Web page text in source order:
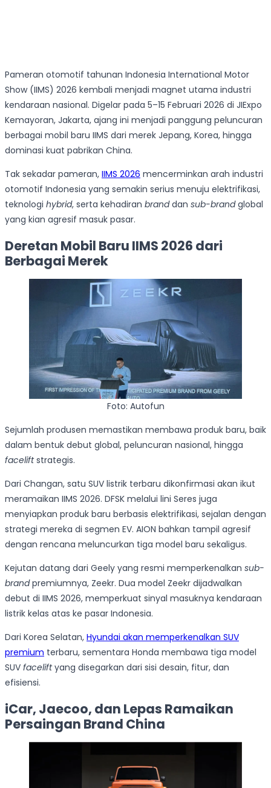
Pameran otomotif tahunan Indonesia International Motor
Show (IIMS) 2026 kembali menjadi magnet utama industri
kendaraan nasional. Digelar pada 5–15 Februari 2026 di JIExpo
Kemayoran, Jakarta, ajang ini menjadi panggung peluncuran
berbagai mobil baru IIMS dari merek Jepang, Korea, hingga
dominasi kuat pabrikan China.
Tak sekadar pameran, IIMS 2026 mencerminkan arah industri
otomotif Indonesia yang semakin serius menuju elektrifikasi,
teknologi hybrid, serta kehadiran branddan sub-brandglobal
yang kian agresif masuk pasar.
Deretan Mobil Baru IIMS 2026 dari
Berbagai Merek
Foto: Autofun
Sejumlah produsen memastikan membawa produk baru, baik
dalam bentuk debut global, peluncuran nasional, hingga
faceliftstrategis.
Dari Changan, satu SUV listrik terbaru dikonfirmasi akan ikut
meramaikan IIMS 2026. DFSK melalui lini Seres juga
menyiapkan produk baru berbasis elektrifikasi, sejalan dengan
strategi mereka di segmen EV. AION bahkan tampil agresif
dengan rencana meluncurkan tiga model baru sekaligus.
Kejutan datang dari Geely yang resmi memperkenalkan sub-
brandpremiumnya, Zeekr. Dua model Zeekr dijadwalkan
debut di IIMS 2026, memperkuat sinyal masuknya kendaraan
listrik kelas atas ke pasar Indonesia.
Dari Korea Selatan, Hyundai akan memperkenalkan SUV
premium terbaru, sementara Honda membawa tiga model
SUV faceliftyang disegarkan dari sisi desain, fitur, dan
efisiensi.
iCar, Jaecoo, dan Lepas Ramaikan
Persaingan Brand China